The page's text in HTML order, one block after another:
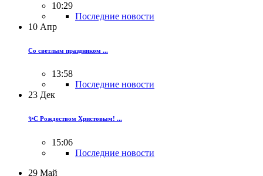
10:29
Последние новости
10 Апр
Со светлым праздником ...
13:58
Последние новости
23 Дек
✨С Рождеством Христовым! ...
15:06
Последние новости
29 Май